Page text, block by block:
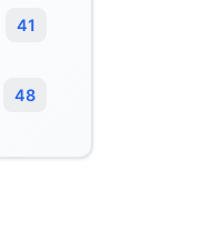
41
48